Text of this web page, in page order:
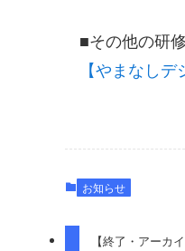
■その他の研
【やまなし
お知らせ
【終了・アーカ